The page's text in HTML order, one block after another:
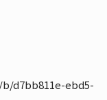
d7bb811e-ebd5-